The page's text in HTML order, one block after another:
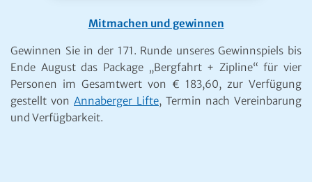
Mitmachen und gewinnen
Gewinnen Sie in der 171. Runde unseres Gewinnspiels bis
Ende August das Package „Bergfahrt + Zipline“ für vier
Personen im Gesamtwert von € 183,60, zur Verfügung
gestellt von Annaberger Lifte, Termin nach Vereinbarung
und Verfügbarkeit.